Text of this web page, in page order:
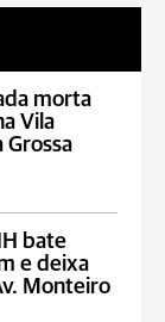
morta
Vila
Grossa
bate
e deixa
Monteiro